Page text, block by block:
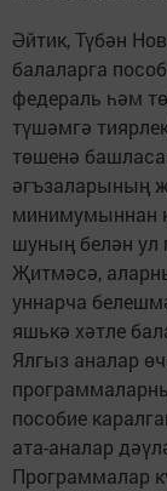
Әйтик, Түбән
балаларга
федераль һәм
түшәмгә
төшенә
әгъзаларының
минимумыннан
шуның белән ул
Җитмәсә,
уннарча
яшькә хәтле
Ялгыз аналар
пособие
ата-аналар
Программалар